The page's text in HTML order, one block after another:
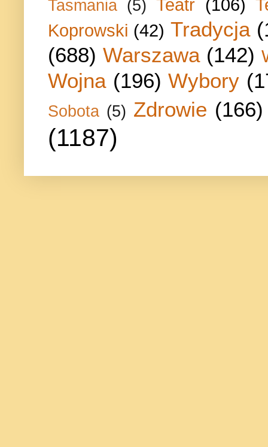
Tasmania (5) Teatr (106)
Koprowski (42) Tradycja
(688) Warszawa (142)
Wojna (196) Wybory
Sobota (5) Zdrowie (166)
(1187)